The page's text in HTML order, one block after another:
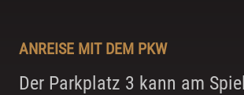
ANREISE MIT DEM PKW
Der Parkplatz 3 kann am